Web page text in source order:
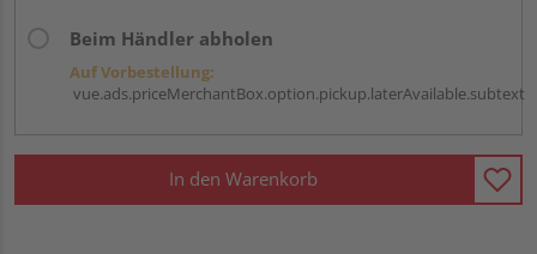
Beim Händler abholen
Auf Vorbestellung:
vue.ads.priceMerchantBox.option.pickup.laterAvailable.subtext
In den Warenkorb